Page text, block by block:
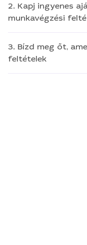
2. Kapj ingyenes
munkavégzési
3. Bízd meg őt,
feltételek